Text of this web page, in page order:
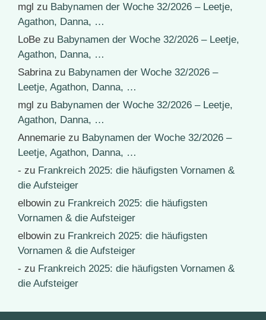
mgl zu Babynamen der Woche 32/2026 – Leetje,
Agathon, Danna, …
LoBe zu Babynamen der Woche 32/2026 – Leetje,
Agathon, Danna, …
Sabrinazu Babynamen der Woche 32/2026 –
Leetje, Agathon, Danna, …
mgl zu Babynamen der Woche 32/2026 – Leetje,
Agathon, Danna, …
Annemarie zu Babynamen der Woche 32/2026 –
Leetje, Agathon, Danna, …
- zu Frankreich 2025: die häufigsten Vornamen &
die Aufsteiger
elbowin zu Frankreich 2025: die häufigsten
Vornamen & die Aufsteiger
elbowin zu Frankreich 2025: die häufigsten
Vornamen & die Aufsteiger
- zu Frankreich 2025: die häufigsten Vornamen &
die Aufsteiger